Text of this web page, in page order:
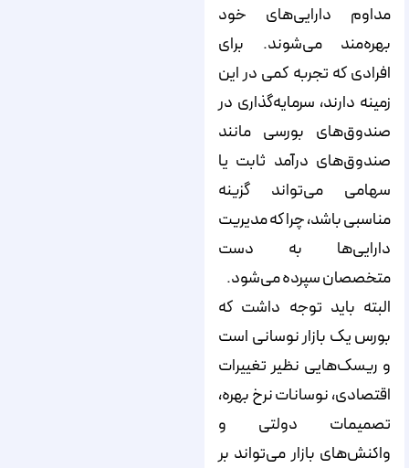
مداوم دارایی‌های خود
بهره‌مند می‌شوند. برای
افرادی که تجربه کمی در این
زمینه دارند، سرمایه‌گذاری در
صندوق‌های بورسی مانند
صندوق‌های درآمد ثابت یا
سهامی می‌تواند گزینه
مناسبی باشد، چرا که مدیریت
دارایی‌ها به دست
متخصصان سپرده می‌شود.
البته باید توجه داشت که
بورس یک بازار نوسانی است
و ریسک‌هایی نظیر تغییرات
اقتصادی، نوسانات نرخ بهره،
تصمیمات دولتی و
واکنش‌های بازار می‌تواند بر